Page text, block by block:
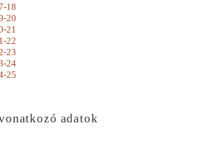
18
20
21
22
23
24
25
adatok